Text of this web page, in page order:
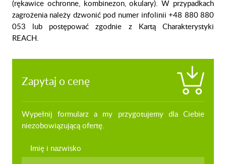
(rękawice ochronne, kombinezon, okulary). W przypadkach
zagrożenia należy dzwonić pod numer infolinii +48 880 880
053 lub postępować zgodnie z Kartą Charakterystyki
REACH.
Zapytaj o cenę
Wypełnij formularz a my przygotujemy dla Ciebie
niezobowiązującą ofertę.
Imię i nazwisko